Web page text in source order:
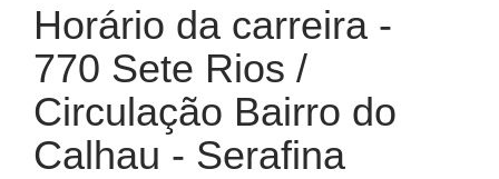
Horário da carreira -
770 Sete Rios /
Circulação Bairro do
Calhau - Serafina